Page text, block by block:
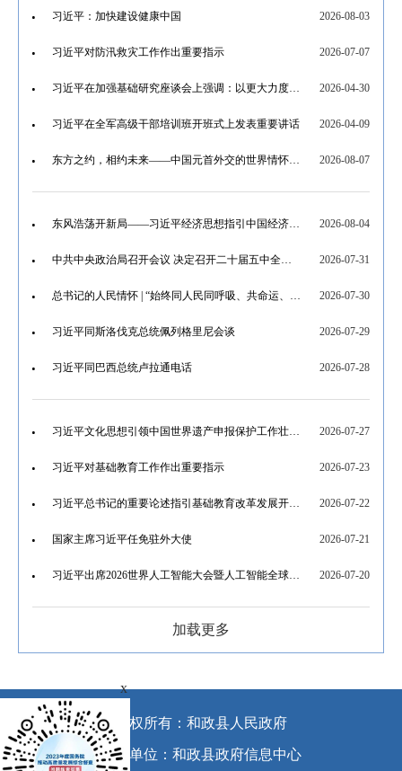
习近平：加快建设健康中国 2026-08-03
习近平对防汛救灾工作作出重要指示 2026-07-07
习近平在加强基础研究座谈会上强调：以更大力度更实举措加强基础研究 进一步打牢科技强国建设根基 2026-04-30
习近平在全军高级干部培训班开班式上发表重要讲话 2026-04-09
东方之约，相约未来——中国元首外交的世界情怀与大国气派 2026-08-07
东风浩荡开新局——习近平经济思想指引中国经济高质量发展行稳致远 2026-08-04
中共中央政治局召开会议 决定召开二十届五中全会 分析研究当前经济形势和经济工作 中共中央总书记习近平主持会议 2026-07-31
总书记的人民情怀 | “始终同人民同呼吸、共命运、心连心” 2026-07-30
习近平同斯洛伐克总统佩列格里尼会谈 2026-07-29
习近平同巴西总统卢拉通电话 2026-07-28
习近平文化思想引领中国世界遗产申报保护工作壮阔实践 2026-07-27
习近平对基础教育工作作出重要指示 2026-07-23
习近平总书记的重要论述指引基础教育改革发展开创新局面 2026-07-22
国家主席习近平任免驻外大使 2026-07-21
习近平出席2026世界人工智能大会暨人工智能全球治理高级别会议开幕式并发表主旨讲话 2026-07-20
加载更多
版权所有：和政县人民政府
承办单位：和政县政府信息中心
x